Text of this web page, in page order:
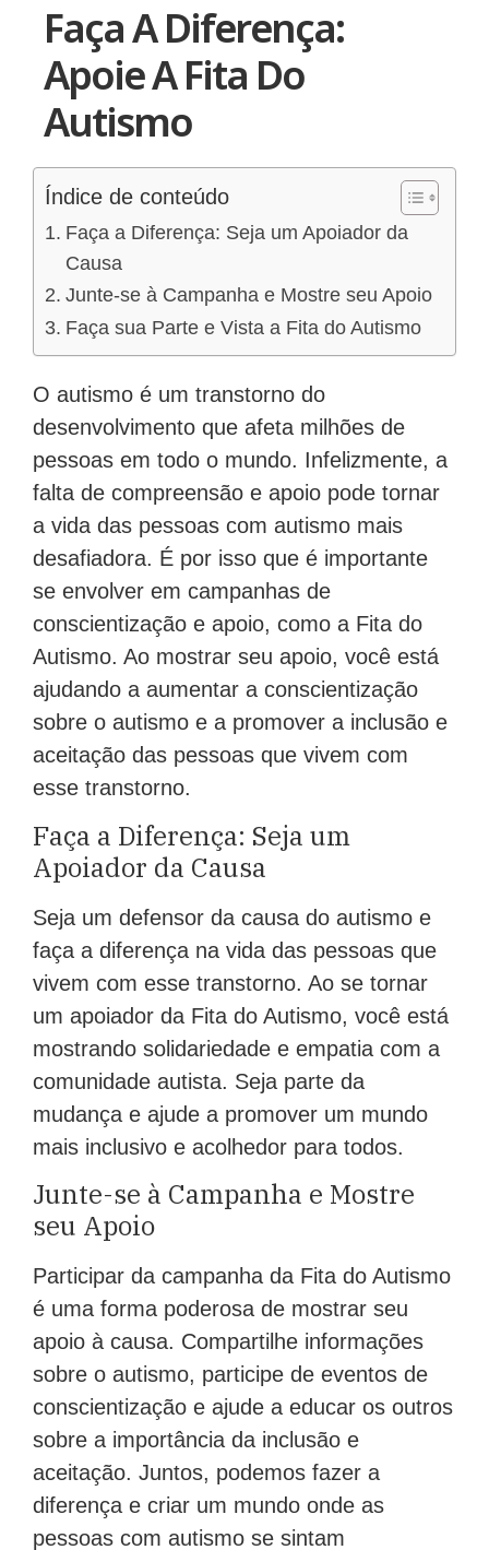
Faça A Diferença:
Apoie A Fita Do
Autismo
Índice de conteúdo
Faça a Diferença: Seja um Apoiador da
Causa
Junte-se à Campanha e Mostre seu Apoio
Faça sua Parte e Vista a Fita do Autismo
O autismo é um transtorno do
desenvolvimento que afeta milhões de
pessoas em todo o mundo. Infelizmente, a
falta de compreensão e apoio pode tornar
a vida das pessoas com autismo mais
desafiadora. É por isso que é importante
se envolver em campanhas de
conscientização e apoio, como a Fita do
Autismo. Ao mostrar seu apoio, você está
ajudando a aumentar a conscientização
sobre o autismo e a promover a inclusão e
aceitação das pessoas que vivem com
esse transtorno.
Faça a Diferença: Seja um
Apoiador da Causa
Seja um defensor da causa do autismo e
faça a diferença na vida das pessoas que
vivem com esse transtorno. Ao se tornar
um apoiador da Fita do Autismo, você está
mostrando solidariedade e empatia com a
comunidade autista. Seja parte da
mudança e ajude a promover um mundo
mais inclusivo e acolhedor para todos.
Junte-se à Campanha e Mostre
seu Apoio
Participar da campanha da Fita do Autismo
é uma forma poderosa de mostrar seu
apoio à causa. Compartilhe informações
sobre o autismo, participe de eventos de
conscientização e ajude a educar os outros
sobre a importância da inclusão e
aceitação. Juntos, podemos fazer a
diferença e criar um mundo onde as
pessoas com autismo se sintam